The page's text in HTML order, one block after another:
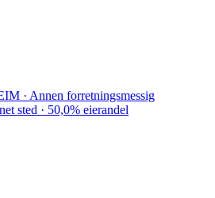
· Annen forretningsmessig
sted · 50,0% eierandel